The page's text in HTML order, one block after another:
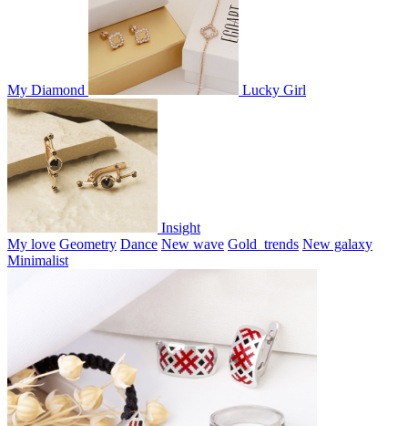
My Diamond Lucky Girl
Insight
My love Geometry Dance New wave Gold_trends New galaxy
Minimalist